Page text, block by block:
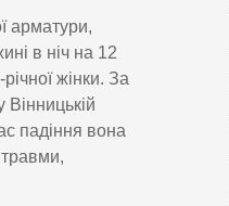
арматури,
в ніч на 12
жінки. За
падіння вона